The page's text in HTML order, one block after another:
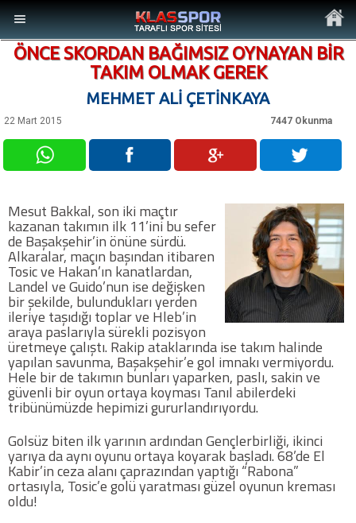
Ana Sayfa
Son Dakika Haberler
Foto Galeri
Video Galeri
Ankara Takımları
Futbol
Basketbol
Voleybol
ÖNCE SKORDAN BAĞIMSIZ OYNAYAN BİR
TAKIM OLMAK GEREK
MEHMET ALİ ÇETİNKAYA
22 Mart 2015 7447 Okunma
Mesut Bakkal, son iki maçtır
kazanan takımın ilk 11’ini bu sefer
de Başakşehir’in önüne sürdü.
Alkaralar, maçın başından itibaren
Tosic ve Hakan’ın kanatlardan,
Landel ve Guido’nun ise değişken
bir şekilde, bulundukları yerden
ileriye taşıdığı toplar ve Hleb’in
araya paslarıyla sürekli pozisyon
üretmeye çalıştı. Rakip ataklarında ise takım halinde
yapılan savunma, Başakşehir’e gol imnakı vermiyordu.
Hele bir de takımın bunları yaparken, paslı, sakin ve
güvenli bir oyun ortaya koyması Tanıl abilerdeki
tribünümüzde hepimizi gururlandırıyordu.
Golsüz biten ilk yarının ardından Gençlerbirliği, ikinci
yarıya da aynı oyunu ortaya koyarak başladı. 68’de El
Kabir’in ceza alanı çaprazından yaptığı “Rabona”
ortasıyla, Tosic’e golü yaratması güzel oyunun kreması
oldu!